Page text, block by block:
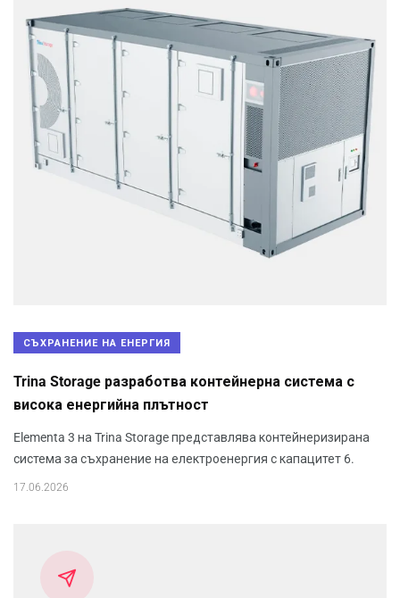
СЪХРАНЕНИЕ НА ЕНЕРГИЯ
Trina Storage разработва контейнерна система с
висока енергийна плътност
Elementa 3 на Trina Storage представлява контейнеризирана
система за съхранение на електроенергия с капацитет 6.
17.06.2026